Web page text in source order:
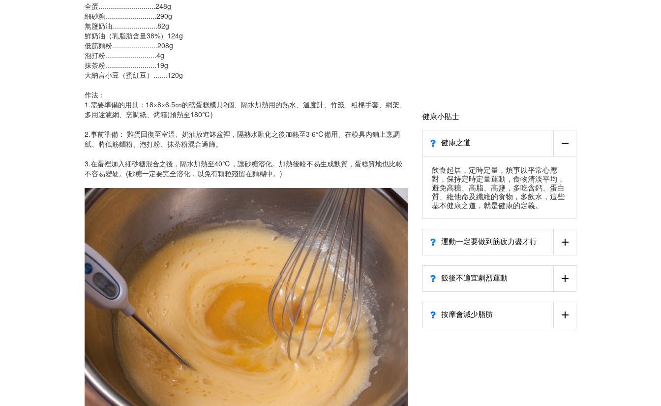
全蛋.............................248g
細砂糖..........................290g
無鹽奶油.......................82g
鮮奶油（乳脂肪含量38%）124g
低筋麵粉.......................208g
泡打粉..........................4g
抹茶粉..........................19g
大納言小豆（蜜紅豆）.......120g
作法：
1.需要準備的用具：18×8×6.5㎝的磅蛋糕模具2個、隔水加熱用的熱水、溫度計、竹籤、粗棉手套、網架、
多用途濾網、烹調紙、烤箱(預熱至180℃)
2.事前準備： 雞蛋回復至室溫、奶油放進缽盆裡，隔熱水融化之後加熱至3 6℃備用、在模具內鋪上烹調
紙、將低筋麵粉、泡打粉、抹茶粉混合過篩。
3.在蛋裡加入細砂糖混合之後，隔水加熱至40℃，讓砂糖溶化。加熱後較不易生成麩質，蛋糕質地也比較
不容易變硬。(砂糖一定要完全溶化，以免有顆粒殘留在麵糊中。)
健康小貼士
健康之道
飲食起居，定時定量，煩事以平常心應
對，保持定時定量運動，食物清淡平均，
避免高糖、高脂、高鹽，多吃含鈣、蛋白
質、維他命及纖維的食物，多飲水，這些
基本健康之道，就是健康的定義。
運動一定要做到筋疲力盡才行
飯後不適宜劇烈運動
按摩會減少脂肪